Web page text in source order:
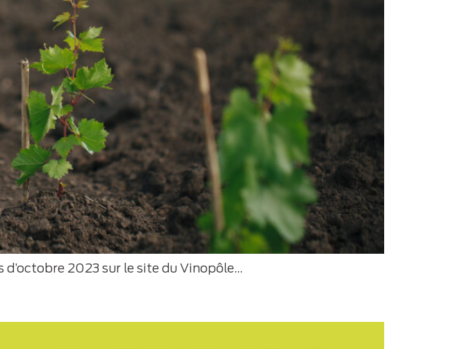
2023 sur le site du Vinopôle…